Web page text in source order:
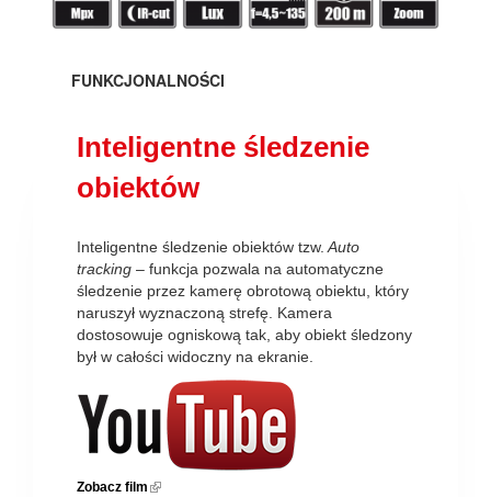
FUNKCJONALNOŚCI
Inteligentne śledzenie
obiektów
Inteligentne śledzenie obiektów tzw.Auto
tracking – funkcja pozwala na automatyczne
śledzenie przez kamerę obrotową obiektu, który
naruszył wyznaczoną strefę. Kamera
dostosowuje ogniskową tak, aby obiekt śledzony
był w całości widoczny na ekranie.
Zobacz film (link is external)